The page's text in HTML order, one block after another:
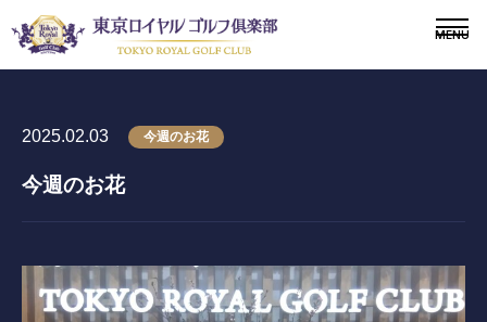
〒243-0308 神奈川県愛甲郡愛川町三増1764-4
2025.02.03 今週のお花
今週のお花